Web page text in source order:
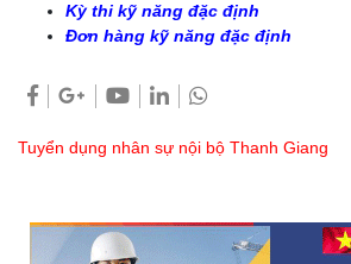
Kỳ thi kỹ năng đặc định
Đơn hàng kỹ năng đặc định
Tuyển dụng nhân sự nội bộ Thanh Giang